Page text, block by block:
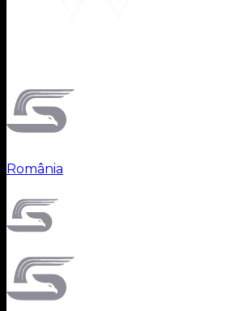
România